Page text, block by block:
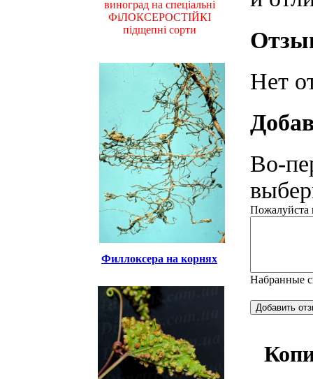
виноград на спеціальні
ФіЛОКСЕРОСТІЙКІ
підщепні сорти
Филлоксера на корнях
Нет
Во-
Пожалуйста
Набранные